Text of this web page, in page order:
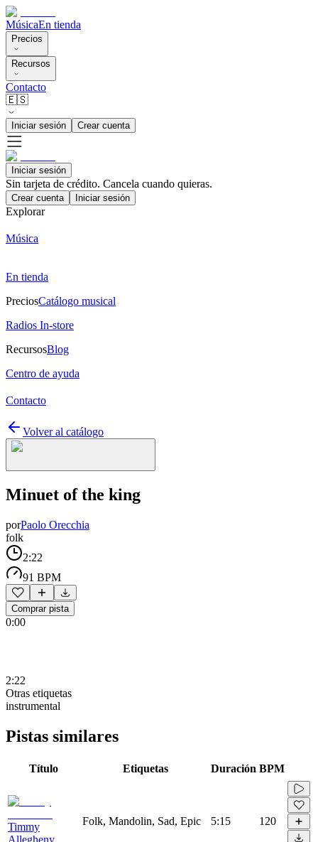
MúsicaEn tienda
Precios
Recursos
Contacto
🇪🇸
Iniciar sesión Crear cuenta
Iniciar sesión
Sin tarjeta de crédito. Cancela cuando quieras.
Crear cuenta Iniciar sesión
Explorar
Música
En tienda
PreciosCatálogo musical
Radios In-store
RecursosBlog
Centro de ayuda
Contacto
Volver al catálogo
Minuet of the king
porPaolo Orecchia
folk
2:22
91 BPM
Comprar pista
0:00
2:22
Otras etiquetas
instrumental
Pistas similares
Título Etiquetas Duración BPM
Timmy
Allegheny
Folk, Mandolin, Sad, Epic 5:15 120